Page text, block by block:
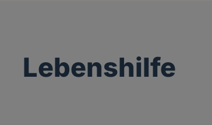
Lebenshilfe